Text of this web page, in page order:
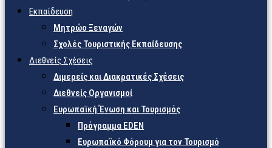
Εκπαίδευση
Μητρώο Ξεναγών
Σχολές Τουριστικής Εκπαίδευσης
Διεθνείς Σχέσεις
Διμερείς και Διακρατικές Σχέσεις
Διεθνείς Οργανισμοί
Ευρωπαϊκή Ένωση και Τουρισμός
Πρόγραμμα EDEN
Ευρωπαϊκό Φόρουμ για τον Τουρισμό